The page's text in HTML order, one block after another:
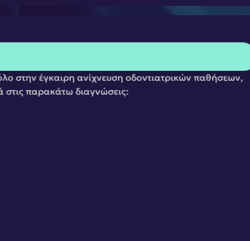
στην έγκαιρη ανίχνευση οδοντιατρικών παθήσεων,
στις παρακάτω διαγνώσεις: